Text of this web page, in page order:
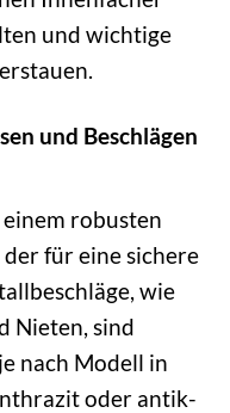
und wichtige
und Beschlägen
robusten
für eine sichere
wie
Nieten, sind
nach Modell in
oder antik-